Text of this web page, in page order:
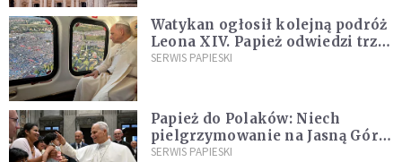
Watykan ogłosił kolejną podróż
Leona XIV. Papież odwiedzi trzy
kraje Ameryki Południowej
SERWIS PAPIESKI
Papież do Polaków: Niech
pielgrzymowanie na Jasną Górę
umocni wiarę i nadzieję
SERWIS PAPIESKI